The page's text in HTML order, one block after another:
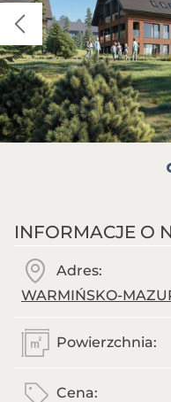
INFORMACJE O
Adres:
WARMIŃSKO-
Powierzchnia:
Cena: